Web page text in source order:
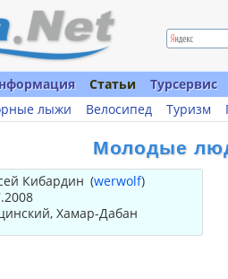
Статьи
Турсервис
лыжи Велосипед Туризм
Молодые
Кибардин (werwolf)
Хамар-Дабан